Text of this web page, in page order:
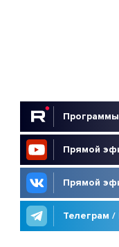
Прямой
Прямой
Телеграм /